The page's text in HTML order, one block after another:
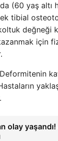
(60 yaş altı
tibial
değneği
olay yaşandı!